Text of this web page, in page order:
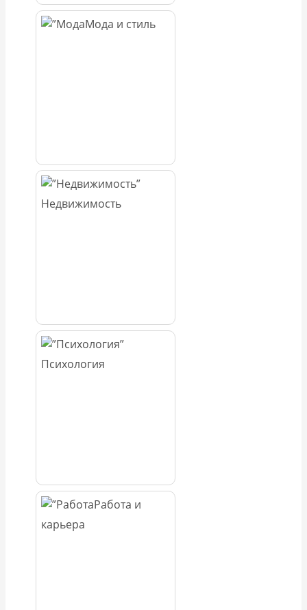
Мода и стиль
Недвижимость
Психология
Работа и
карьера